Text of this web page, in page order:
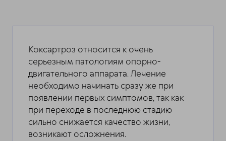
Коксартроз относится к очень
серьезным патологиям опорно-
двигательного аппарата. Лечение
необходимо начинать сразу же при
появлении первых симптомов, так как
при переходе в последнюю стадию
сильно снижается качество жизни,
возникают осложнения.